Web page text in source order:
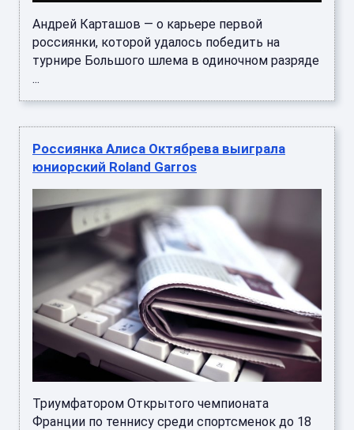
Андрей Карташов — о карьере первой
россиянки, которой удалось победить на
турнире Большого шлема в одиночном разряде
...
Россиянка Алиса Октябрева выиграла
юниорский Roland Garros
Триумфатором Открытого чемпионата
Франции по теннису среди спортсменок до 18